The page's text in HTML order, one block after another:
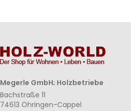
Megerle GmbH; Holzbetriebe
Bachstraße 11
74613 Öhringen-Cappel